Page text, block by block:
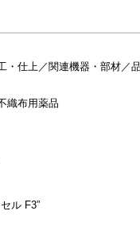
・仕上／関連機器・部材／
織布用薬品
ル F3”